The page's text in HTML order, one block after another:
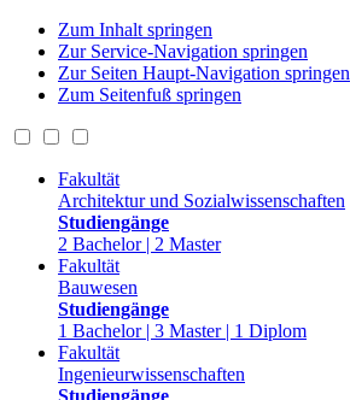
Zum Inhalt springen
Zur Service-Navigation springen
Zur Seiten Haupt-Navigation springen
Zum Seitenfuß springen
Fakultät
Architektur und Sozialwissenschaften
Studiengänge
2 Bachelor | 2 Master
Fakultät
Bauwesen
Studiengänge
1 Bachelor | 3 Master | 1 Diplom
Fakultät
Ingenieurwissenschaften
Studiengänge